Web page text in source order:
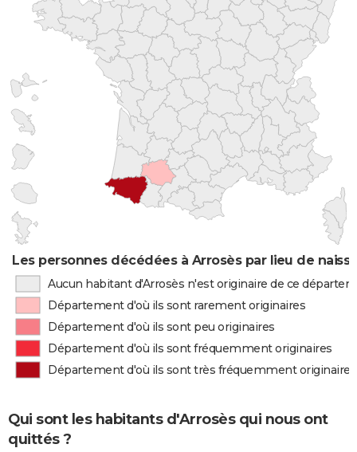
Les personnes décédées à Arrosès par lieu de
Aucun habitant d'Arrosès n'est originaire de ce
Département d'où ils sont rarement originaires
Département d'où ils sont peu originaires
Département d'où ils sont fréquemment originaires
Département d'où ils sont très fréquemment originaires
Qui sont les habitants d'Arrosès qui nous ont
quittés ?